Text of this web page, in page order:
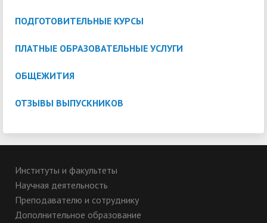
ПОДГОТОВИТЕЛЬНЫЕ КУРСЫ
ПЛАТНЫЕ ОБРАЗОВАТЕЛЬНЫЕ УСЛУГИ
ОБЩЕЖИТИЯ
ОТЗЫВЫ ВЫПУСКНИКОВ
Институты и факультеты
Научная деятельность
Преподавателю и сотруднику
Дополнительное образование